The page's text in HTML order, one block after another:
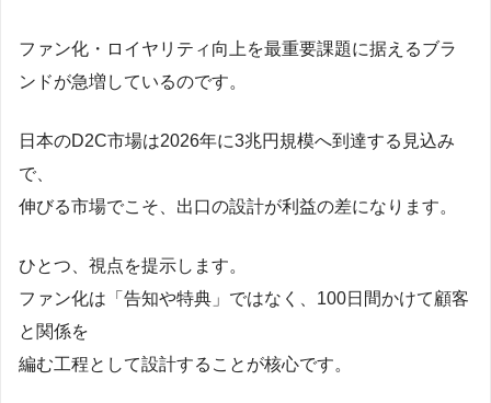
ファン化・ロイヤリティ向上を最重要課題に据えるブラ
ンドが急増しているのです。
日本のD2C市場は2026年に3兆円規模へ到達する見込み
で、
伸びる市場でこそ、出口の設計が利益の差になります。
ひとつ、視点を提示します。
ファン化は「告知や特典」ではなく、100日間かけて顧客
と関係を
編む工程として設計することが核心です。